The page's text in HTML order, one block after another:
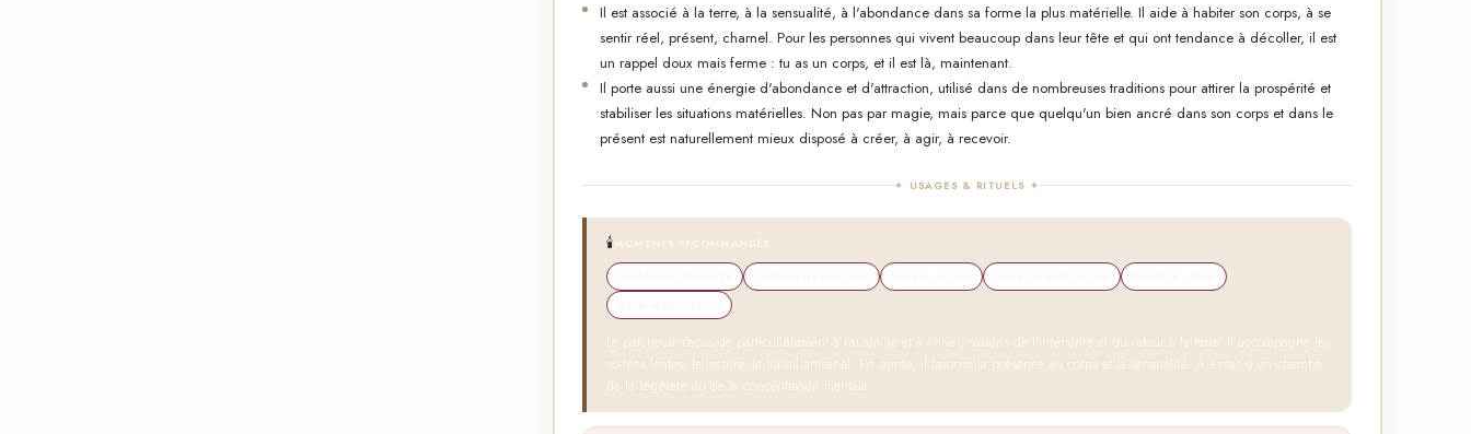
Il est associé à la terre, à la sensualité, à l'abondance dans sa forme la plus matérielle. Il aide à habiter son corps, à se
sentir réel, présent, charnel. Pour les personnes qui vivent beaucoup dans leur tête et qui ont tendance à décoller, il est
un rappel doux mais ferme : tu as un corps, et il est là, maintenant.
Il porte aussi une énergie d'abondance et d'attraction, utilisé dans de nombreuses traditions pour attirer la prospérité et
stabiliser les situations matérielles. Non pas par magie, mais parce que quelqu'un bien ancré dans son corps et dans le
présent est naturellement mieux disposé à créer, à agir, à recevoir.
✦ USAGES & RITUELS ✦
🕯️